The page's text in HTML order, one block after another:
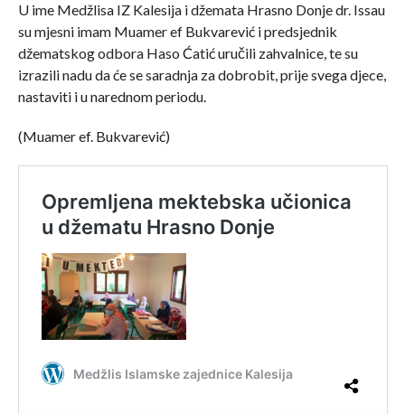
U ime Medžlisa IZ Kalesija i džemata Hrasno Donje dr. Issau
su mjesni imam Muamer ef Bukvarević i predsjednik
džematskog odbora Haso Ćatić uručili zahvalnice, te su
izrazili nadu da će se saradnja za dobrobit, prije svega djece,
nastaviti i u narednom periodu.
(Muamer ef. Bukvarević)